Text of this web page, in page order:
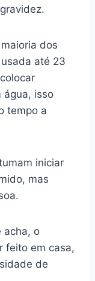
dos
até 23
água, isso
tempo a
iniciar
mas
acha, o
feito em casa,
de